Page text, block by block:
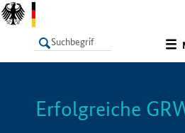
LISTE
Erfolgreiche